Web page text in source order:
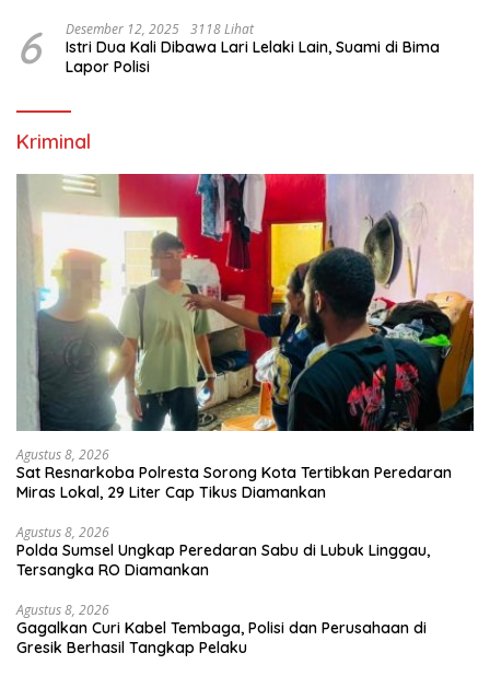
6 Desember 12, 2025 3118 Lihat
Istri Dua Kali Dibawa Lari Lelaki Lain, Suami di Bima
Lapor Polisi
Kriminal
Agustus 8, 2026
Sat Resnarkoba Polresta Sorong Kota Tertibkan Peredaran
Miras Lokal, 29 Liter Cap Tikus Diamankan
Agustus 8, 2026
Polda Sumsel Ungkap Peredaran Sabu di Lubuk Linggau,
Tersangka RO Diamankan
Agustus 8, 2026
Gagalkan Curi Kabel Tembaga, Polisi dan Perusahaan di
Gresik Berhasil Tangkap Pelaku